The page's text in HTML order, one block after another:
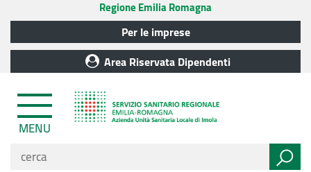
Regione Emilia Romagna
Per le imprese
Area Riservata Dipendenti
MENU